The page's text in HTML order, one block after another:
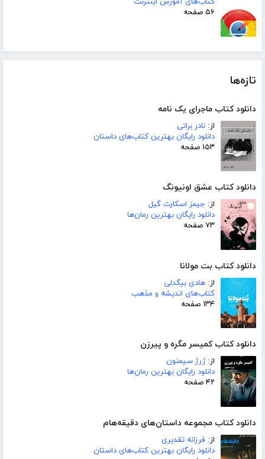
۵۶ صفحه
تازه‌ها
دانلود کتاب ماجرای یک نامه
از: نادر براتی
دانلود رایگان بهترین کتاب‌های داستان
۱۵۳ صفحه
دانلود کتاب عشق اونیونگ
از: جیمز اسکارث گیل
دانلود رایگان بهترین رمان‌ها
۷۳ صفحه
دانلود کتاب بت مولانا
از: هادی بیگدلی
کتاب‌های اندیشه و مذهب
۱۳۴ صفحه
دانلود کتاب کمیسر مگره و پیرزن
از:ژرژ سیمنون
دانلود رایگان بهترین رمان‌ها
۴۲ صفحه
دانلود کتاب مجموعه داستان‌های دقیقه‌هام
از: فرزانه تقدیری
دانلود رایگان بهترین کتاب‌های داستان